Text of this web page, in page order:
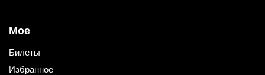
Мое
Билеты
Избранное